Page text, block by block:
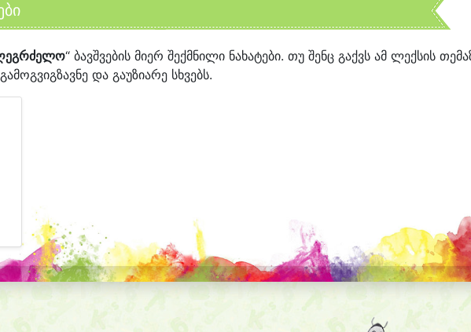
“ ბავშვების მიერ შექმნილი ნახატები. თუ შენც გაქვს ამ ლექსის
და გაუზიარე სხვებს.